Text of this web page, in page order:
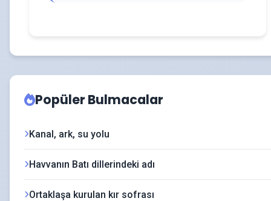
Popüler Bulmacalar
Kanal, ark, su yolu
Havvanın Batı dillerindeki adı
Ortaklaşa kurulan kır sofrası